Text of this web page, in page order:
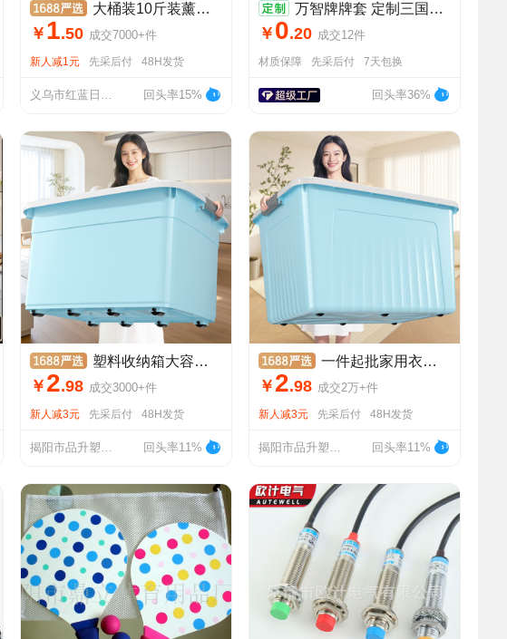
大桶装10斤装薰衣草香水洗衣液整箱批家用深层去渍留香洗衣液厂家
￥ 1.50 成交7000+件
新人减1元 先采后付 48H发货
义乌市红蓝日化有限公司 回头率15%
万智牌牌套 定制三国杀桌游卡套 游戏王复合印刷亮面卡片袋 批发
￥ 0.20 成交12件
材质保障 先采后付 7天包换
回头率36%
塑料收纳箱大容量宿舍衣服被子储物箱玩具收纳盒大号收纳整理箱
￥ 2.98 成交3000+件
新人减3元 先采后付 48H发货
揭阳市品升塑胶制品有限公司 回头率11%
一件起批家用衣服收纳箱带盖大号储物箱玩具收纳盒衣柜收纳整理箱
￥ 2.98 成交2万+件
新人减3元 先采后付 48H发货
揭阳市品升塑胶制品有限公司 回头率11%